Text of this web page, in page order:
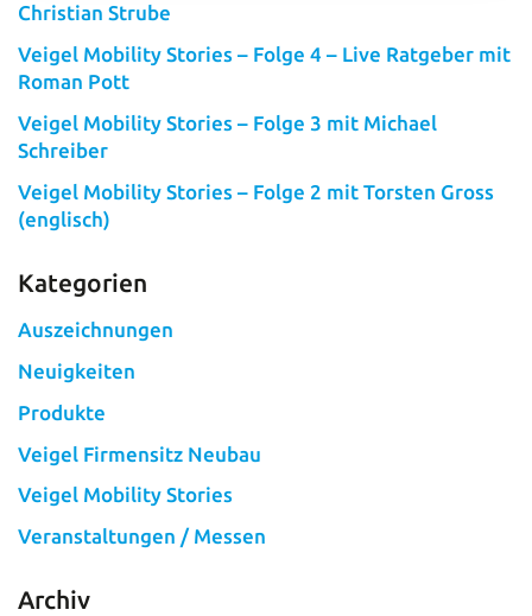
Christian Strube
Veigel Mobility Stories – Folge 4 – Live Ratgeber mit
Roman Pott
Veigel Mobility Stories – Folge 3 mit Michael
Schreiber
Veigel Mobility Stories – Folge 2 mit Torsten Gross
(englisch)
Kategorien
Auszeichnungen
Neuigkeiten
Produkte
Veigel Firmensitz Neubau
Veigel Mobility Stories
Veranstaltungen / Messen
Archiv